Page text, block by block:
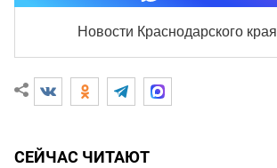
Новости Краснодарского края
СЕЙЧАС ЧИТАЮТ